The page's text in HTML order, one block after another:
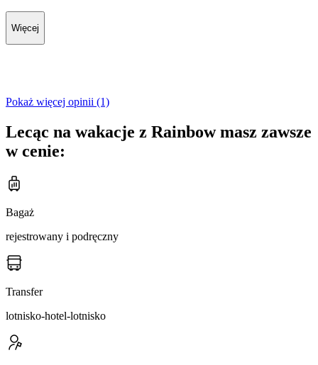
Więcej
Pokaż więcej opinii (1)
Lecąc na wakacje z Rainbow masz zawsze
w cenie:
Bagaż
rejestrowany i podręczny
Transfer
lotnisko-hotel-lotnisko